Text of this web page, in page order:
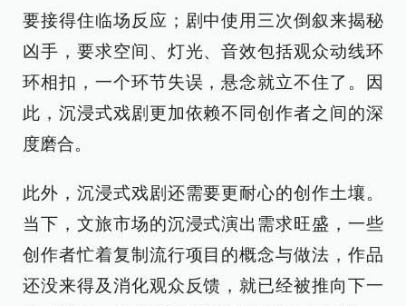
要接得住临场反应；剧中使用三次倒叙来揭秘
凶手，要求空间、灯光、音效包括观众动线环
环相扣，一个环节失误，悬念就立不住了。因
此，沉浸式戏剧更加依赖不同创作者之间的深
度磨合。
此外，沉浸式戏剧还需要更耐心的创作土壤。
当下，文旅市场的沉浸式演出需求旺盛，一些
创作者忙着复制流行项目的概念与做法，作品
还没来得及消化观众反馈，就已经被推向下一